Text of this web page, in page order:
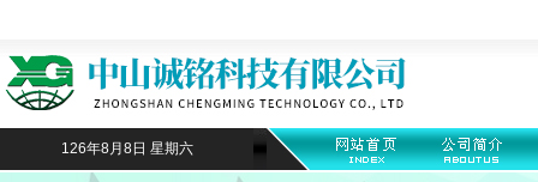
126年8月8日 星期六